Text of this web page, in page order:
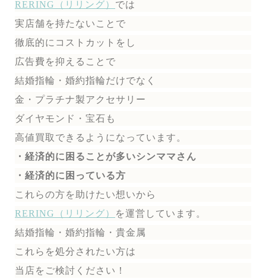
RERING（リリング） では
実店舗を持たないことで
徹底的にコストカットをし
広告費を抑えることで
結婚指輪・婚約指輪だけでなく
金・プラチナ製アクセサリー
ダイヤモンド・宝石も
高値買取できるようになっています。
・経済的に困ることが多いシンママさん
・経済的に困っている方
これらの方を助けたい想いから
RERING（リリング）
を運営しています。
結婚指輪・婚約指輪・貴金属
これらを処分されたい方は
当店をご検討ください！